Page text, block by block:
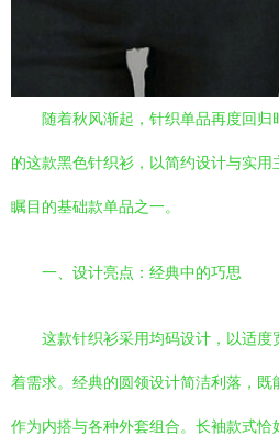
随着秋风渐起，针织单品再度回
的这款黑色针织衫，以简约设计与实
瞩目的基础款单品之一。
一、设计亮点：经典中的巧思
这款针织衫采用均码设计，以适
着需求。经典的圆领设计简洁利落，
作为内搭与各种外套组合。长袖款式